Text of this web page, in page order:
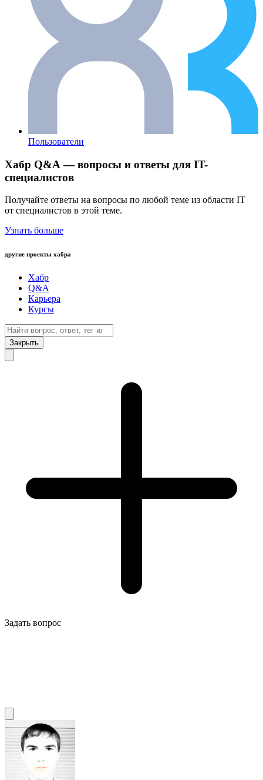
Пользователи
Хабр Q&A — вопросы и ответы для IT-
специалистов
Получайте ответы на вопросы по любой теме из области IT
от специалистов в этой теме.
Узнать больше
другие проекты хабра
Хабр
Q&A
Карьера
Курсы
Закрыть
Задать вопрос